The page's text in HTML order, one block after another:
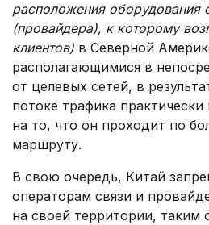
расположения оборудования
(провайдера), к которому
клиентов) в Северной
располагающимися в
от целевых сетей, в
потоке трафика
на то, что он проходит по
маршруту.
В свою очередь, Китай
операторам связи и
на своей территории, таким